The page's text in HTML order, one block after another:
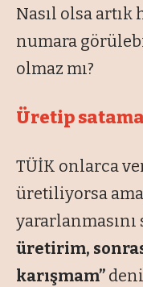
Nasıl olsa
numara
olmaz mı?
Üretip
TÜİK onlarca
üretiliyorsa
yararlanmasını
üretirim,
karışmam”